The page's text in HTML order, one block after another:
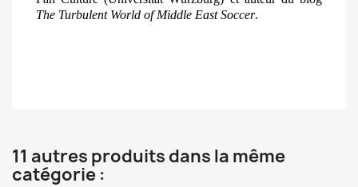
The Turbulent World of Middle East Soccer.
11 autres produits dans la même
catégorie :